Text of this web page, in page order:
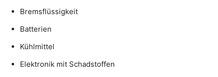
Bremsflüssigkeit
Batterien
Kühlmittel
Elektronik mit Schadstoffen